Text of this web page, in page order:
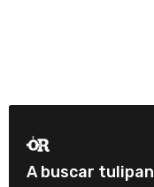
A buscar